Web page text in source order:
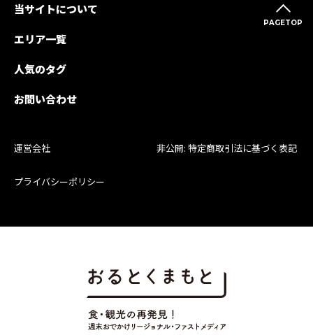
PAGETOP
当サイトについて
エリア一覧
人気のタグ
お問い合わせ
運営会社 非公開: 特定商取引法に基づく表記
プライバシーポリシー